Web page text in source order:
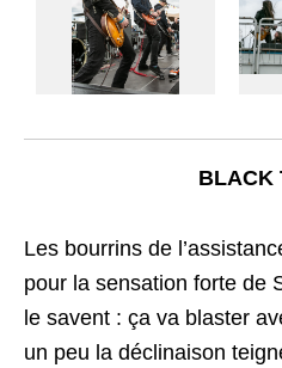
BLACK
Les bourrins de
pour la sensation forte de
le savent : ça va blaster
un peu la déclinaison